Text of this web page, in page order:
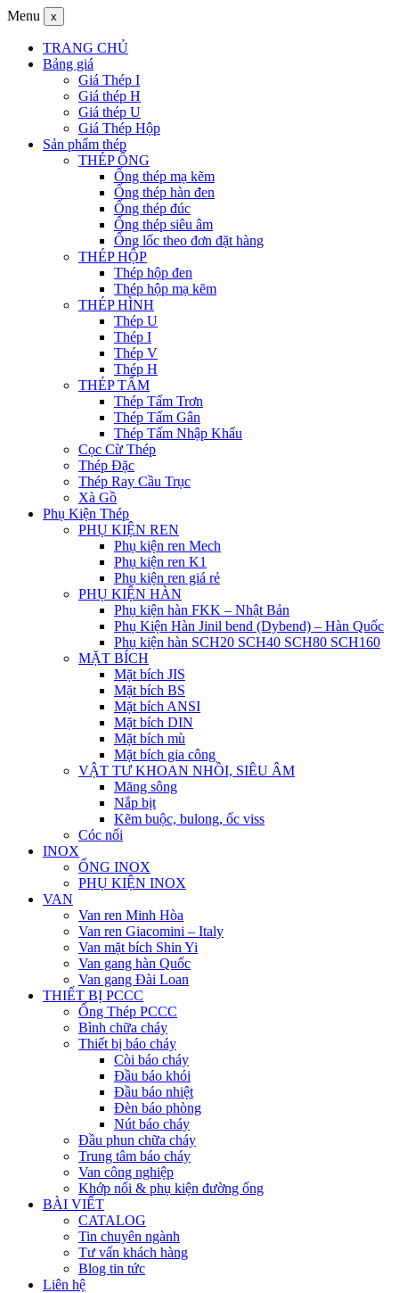
Menu x
TRANG CHỦ
Bảng giá
Giá Thép I
Giá thép H
Giá thép U
Giá Thép Hộp
Sản phẩm thép
THÉP ỐNG
Ống thép mạ kẽm
Ống thép hàn đen
Ống thép đúc
Ống thép siêu âm
Ống lốc theo đơn đặt hàng
THÉP HỘP
Thép hộp đen
Thép hộp mạ kẽm
THÉP HÌNH
Thép U
Thép I
Thép V
Thép H
THÉP TẤM
Thép Tấm Trơn
Thép Tấm Gân
Thép Tấm Nhập Khẩu
Cọc Cừ Thép
Thép Đặc
Thép Ray Cầu Trục
Xà Gồ
Phụ Kiện Thép
PHỤ KIỆN REN
Phụ kiện ren Mech
Phụ kiện ren K1
Phụ kiện ren giá rẻ
PHỤ KIỆN HÀN
Phụ kiện hàn FKK – Nhật Bản
Phụ Kiện Hàn Jinil bend (Dybend) – Hàn Quốc
Phụ kiện hàn SCH20 SCH40 SCH80 SCH160
MẶT BÍCH
Mặt bích JIS
Mặt bích BS
Mặt bích ANSI
Mặt bích DIN
Mặt bích mù
Mặt bích gia công
VẬT TƯ KHOAN NHỒI, SIÊU ÂM
Măng sông
Nắp bịt
Kẽm buộc, bulong, ốc viss
Cóc nối
INOX
ỐNG INOX
PHỤ KIỆN INOX
VAN
Van ren Minh Hòa
Van ren Giacomini – Italy
Van mặt bích Shin Yi
Van gang hàn Quốc
Van gang Đài Loan
THIẾT BỊ PCCC
Ống Thép PCCC
Bình chữa cháy
Thiết bị báo cháy
Còi báo cháy
Đầu báo khói
Đầu báo nhiệt
Đèn báo phòng
Nút báo cháy
Đầu phun chữa cháy
Trung tâm báo cháy
Van công nghiệp
Khớp nối & phụ kiện đường ống
BÀI VIẾT
CATALOG
Tin chuyên ngành
Tư vấn khách hàng
Blog tin tức
Liên hệ